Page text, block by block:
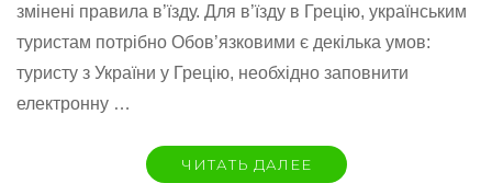
змінені правила в’їзду. Для в’їзду в Грецію, українським
туристам потрібно Обов’язковими є декілька умов:
туристу з України у Грецію, необхідно заповнити
електронну …
ЧИТАТЬ ДАЛЕЕ